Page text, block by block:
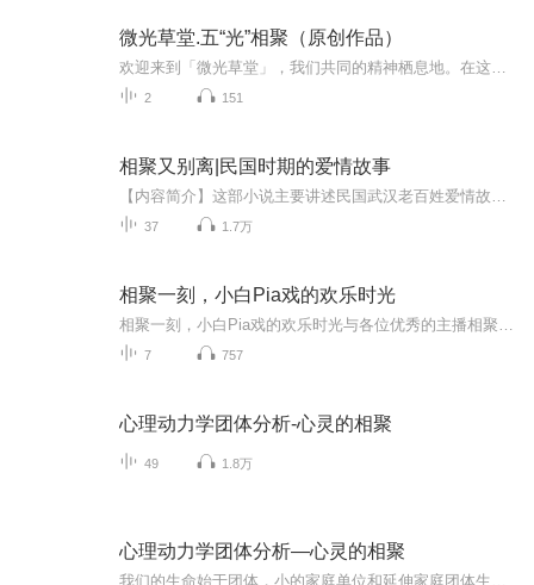
微光草堂.五“光”相聚（原创作品）
2 151
相聚又别离|民国时期的爱情故事
37 1.7万
相聚一刻，小白Pia戏的欢乐时光
7 757
心理动力学团体分析-心灵的相聚
49 1.8万
心理动力学团体分析—心灵的相聚